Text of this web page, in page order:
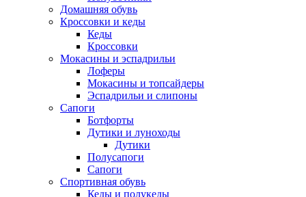
Домашняя обувь
Кроссовки и кеды
Кеды
Кроссовки
Мокасины и эспадрильи
Лоферы
Мокасины и топсайдеры
Эспадрильи и слипоны
Сапоги
Ботфорты
Дутики и луноходы
Дутики
Полусапоги
Сапоги
Спортивная обувь
Кеды и полукеды